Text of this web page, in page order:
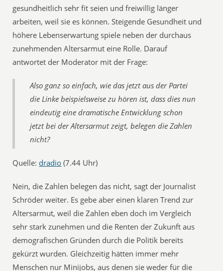
gesundheitlich sehr fit seien und freiwillig länger
arbeiten, weil sie es können. Steigende Gesundheit und
höhere Lebenserwartung spiele neben der durchaus
zunehmenden Altersarmut eine Rolle. Darauf
antwortet der Moderator mit der Frage:
Also ganz so einfach, wie das jetzt aus der Partei
die Linke beispielsweise zu hören ist, dass dies nun
eindeutig eine dramatische Entwicklung schon
jetzt bei der Altersarmut zeigt, belegen die Zahlen
nicht?
Quelle: dradio (7.44 Uhr)
Nein, die Zahlen belegen das nicht, sagt der Journalist
Schröder weiter. Es gebe aber einen klaren Trend zur
Altersarmut, weil die Zahlen eben doch im Vergleich
sehr stark zunehmen und die Renten der Zukunft aus
demografischen Gründen durch die Politik bereits
gekürzt wurden. Gleichzeitig hätten immer mehr
Menschen nur Minijobs, aus denen sie weder für die